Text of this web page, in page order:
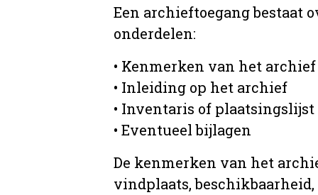
Een archieftoegang bestaat
onderdelen:
• Kenmerken van het archief
• Inleiding op het archief
• Inventaris of plaatsingslijst
• Eventueel bijlagen
De kenmerken van het
vindplaats,